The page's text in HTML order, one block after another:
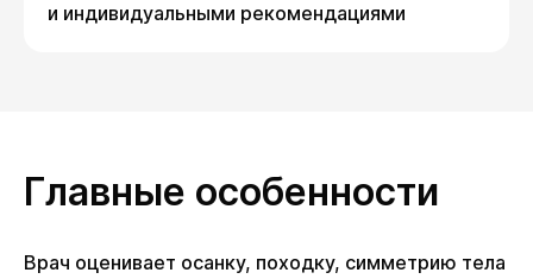
и индивидуальными рекомендациями
Главные особенности
Врач оценивает осанку, походку, симметрию тела